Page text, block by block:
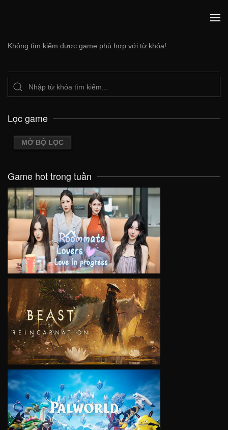
Không tìm kiếm được game phù hợp với từ khóa!
Lọc game
MỞ BỘ LỌC
Game hot trong tuần
VIEW
VIEW
VIEW